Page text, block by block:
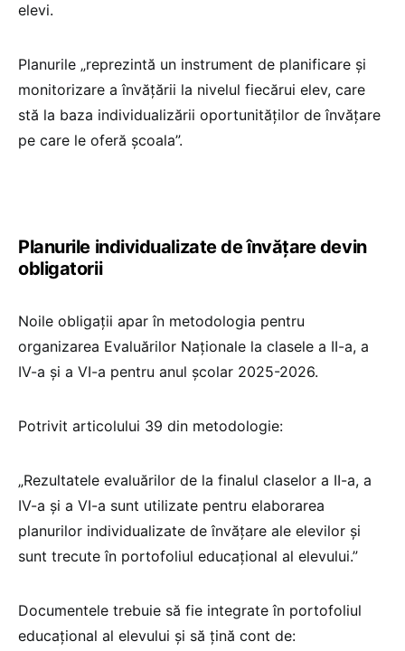
elevi.
Planurile „reprezintă un instrument de planificare și
monitorizare a învățării la nivelul fiecărui elev, care
stă la baza individualizării oportunităților de învățare
pe care le oferă școala”.
Planurile individualizate de învățare devin
obligatorii
Noile obligații apar în metodologia pentru
organizarea Evaluărilor Naționale la clasele a II-a, a
IV-a și a VI-a pentru anul școlar 2025-2026.
Potrivit articolului 39 din metodologie:
„Rezultatele evaluărilor de la finalul claselor a II-a, a
IV-a și a VI-a sunt utilizate pentru elaborarea
planurilor individualizate de învățare ale elevilor și
sunt trecute în portofoliul educațional al elevului.”
Documentele trebuie să fie integrate în portofoliul
educațional al elevului și să țină cont de: